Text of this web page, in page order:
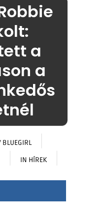
a
a
BLUEGIRL
IN HÍREK